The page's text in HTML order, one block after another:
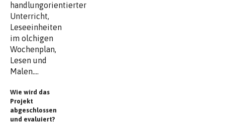
handlungorientierter
Unterricht,
Leseeinheiten
im olchigen
Wochenplan,
Lesen und
Malen....
Wie wird das
Projekt
abgeschlossen
und evaluiert?